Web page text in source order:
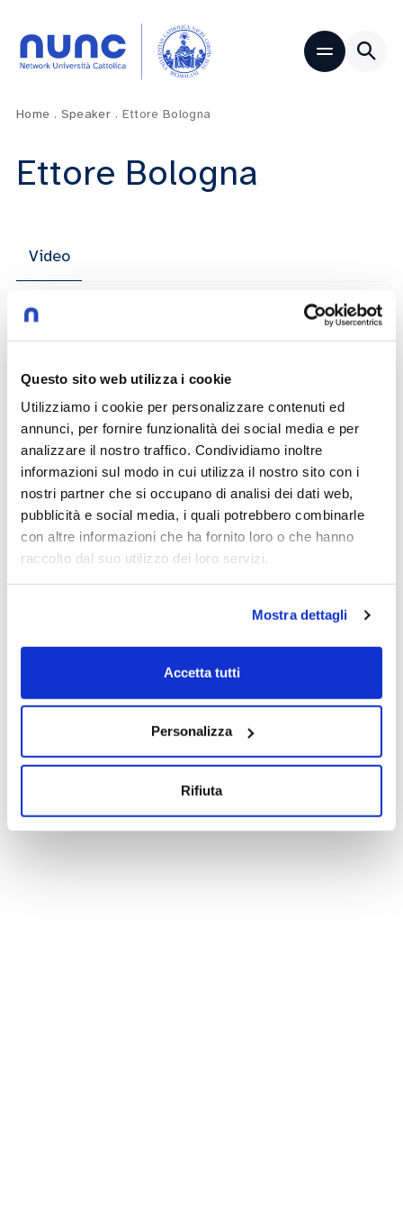
Questo sito web utilizza i cookie
Utilizziamo i cookie per personalizzare contenuti ed
annunci, per fornire funzionalità dei social media e per
analizzare il nostro traffico. Condividiamo inoltre
informazioni sul modo in cui utilizza il nostro sito con i
nostri partner che si occupano di analisi dei dati web,
pubblicità e social media, i quali potrebbero combinarle
con altre informazioni che ha fornito loro o che hanno
raccolto dal suo utilizzo dei loro servizi.
Mostra dettagli
Accetta tutti
Personalizza
Rifiuta
Home . Speaker . Ettore Bologna
Ettore Bologna
Video
+ Altri speaker
20/03/2024